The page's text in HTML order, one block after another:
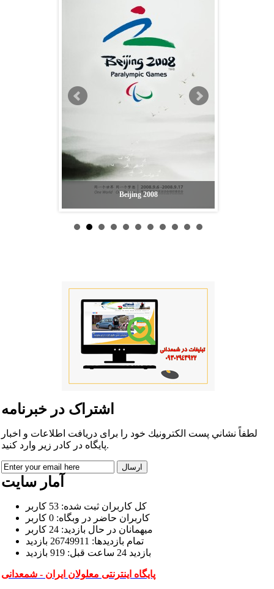
Beijing 2008
اشتراک در خبرنامه
لطفاً نشاني پست الكترونيك خود را برای دريافت اطلاعات و اخبار
پايگاه در كادر زير وارد كنيد.
آمار سایت
كل کاربران ثبت شده: 53 کاربر
کاربران حاضر در وبگاه: 0 کاربر
ميهمانان در حال بازديد: 24 کاربر
تمام بازديد‌ها: 26749911 بازدید
بازديد 24 ساعت قبل: 919 بازدید
پایگاه اینترنتی معلولان ایران - شمعدانی